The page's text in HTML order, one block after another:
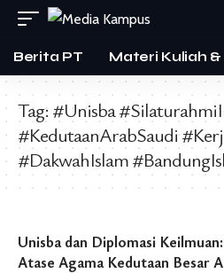
Berita PT Materi Kuliah &
Tag: #Unisba
#KedutaanArabSaudi
#DakwahIslam
Unisba dan Diplomasi
Atase Agama Kedutaan Besar